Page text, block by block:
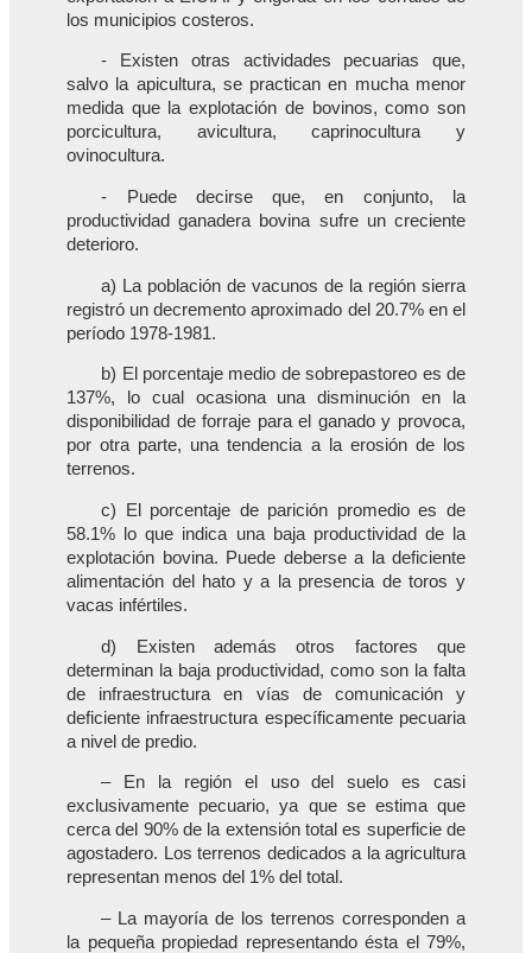
los municipios costeros.
- Existen otras actividades pecuarias que,
salvo la apicultura, se practican en mucha menor
medida que la explotación de bovinos, como son
porcicultura, avicultura, caprinocultura y
ovinocultura.
- Puede decirse que, en conjunto, la
productividad ganadera bovina sufre un creciente
deterioro.
a) La población de vacunos de la región sierra
registró un decremento aproximado del 20.7% en el
período 1978-1981.
b) El porcentaje medio de sobrepastoreo es de
137%, lo cual ocasiona una disminución en la
disponibilidad de forraje para el ganado y provoca,
por otra parte, una tendencia a la erosión de los
terrenos.
c) El porcentaje de parición promedio es de
58.1% lo que indica una baja productividad de la
explotación bovina. Puede deberse a la deficiente
alimentación del hato y a la presencia de toros y
vacas infértiles.
d) Existen además otros factores que
determinan la baja productividad, como son la falta
de infraestructura en vías de comunicación y
deficiente infraestructura específicamente pecuaria
a nivel de predio.
– En la región el uso del suelo es casi
exclusivamente pecuario, ya que se estima que
cerca del 90% de la extensión total es superficie de
agostadero. Los terrenos dedicados a la agricultura
representan menos del 1% del total.
– La mayoría de los terrenos corresponden a
la pequeña propiedad representando ésta el 79%,